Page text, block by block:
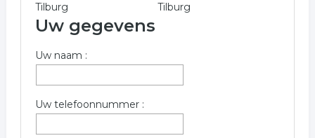
Trefwoorden:
huisarts
gezondheidscentrum huisartsenpost
Tilburg
Tilburg
Uw gegevens
Uw naam :
Uw telefoonnummer :